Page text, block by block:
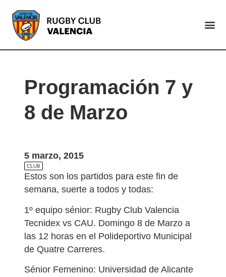
Programación 7 y
8 de Marzo
5 marzo, 2015
CLUB
Estos son los partidos para este fin de
semana, suerte a todos y todas:
1º equipo sénior: Rugby Club Valencia
Tecnidex vs CAU. Domingo 8 de Marzo a
las 12 horas en el Polideportivo Municipal
de Quatre Carreres.
Sénior Femenino: Universidad de Alicante